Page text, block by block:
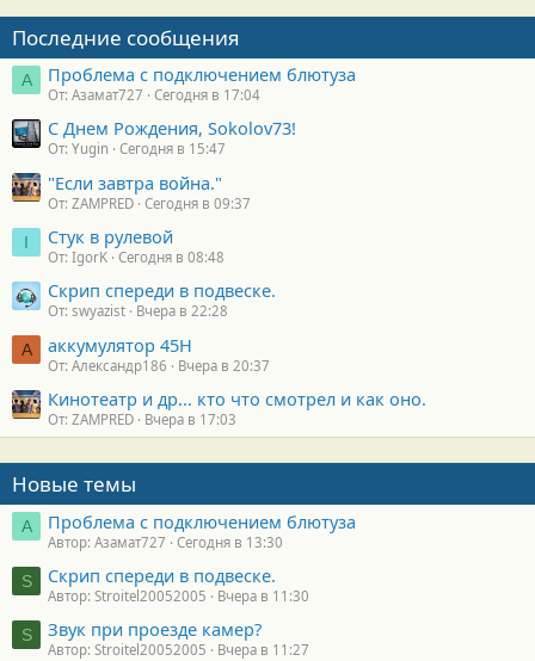
Последние сообщения
А Проблема с подключением блютуза
От: Азамат727 Сегодня в 17:04
С Днем Рождения, Sokolov73!
От: Yugin Сегодня в 15:47
"Если завтра война."
От: ZAMPRED Сегодня в 09:37
I Стук в рулевой
От: IgorK Сегодня в 08:48
Скрип спереди в подвеске.
От: swyazist Вчера в 22:28
А аккумулятор 45H
От: Александр186 Вчера в 20:37
Кинотеатр и др... кто что смотрел и как оно.
От: ZAMPRED Вчера в 17:03
Новые темы
А Проблема с подключением блютуза
Автор: Азамат727 Сегодня в 13:30
S Скрип спереди в подвеске.
Автор: Stroitel20052005 Вчера в 11:30
S Звук при проезде камер?
Автор: Stroitel20052005 Вчера в 11:27